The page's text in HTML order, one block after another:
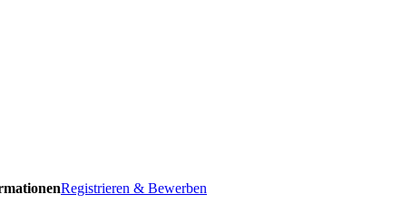
Registrieren & Bewerben